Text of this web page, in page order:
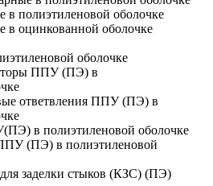
полиэтиленовой оболочке
оцинкованной оболочке
оболочке
ППУ (ПЭ) в
ответвления ППУ (ПЭ) в
в полиэтиленовой оболочке
(ПЭ) в полиэтиленовой
заделки стыков (КЗС) (ПЭ)